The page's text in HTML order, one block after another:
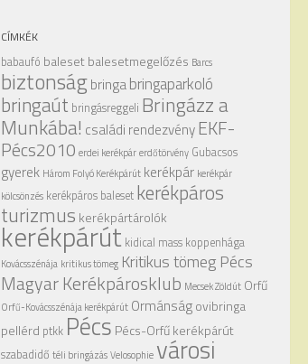
CÍMKÉK
babaufó balesetbalesetmegelőzés Barcs
biztonságbringabringaparkoló
bringaút bringásreggeli Bringázz a
Munkába! családi rendezvényEKF-
Pécs2010 erdei kerékpárerdőtörvény Gubacsos
gyerek Három Folyó Kerékpárút kerékpár kerékpár
kölcsönzés kerékpáros baleset kerékpáros
turizmus kerékpártárolók
kerékpárút kidical mass koppenhága
Kovácsszénája kritikus tömeg Kritikus tömeg Pécs
Magyar Kerékpárosklub Mecsek Zöldút Orfű
Orfű-Kovácsszénája kerékpárút Ormánságovibringa
pellérd ptkk Pécs Pécs-Orfű kerékpárút
szabadidő téli bringázásVelosophie városi